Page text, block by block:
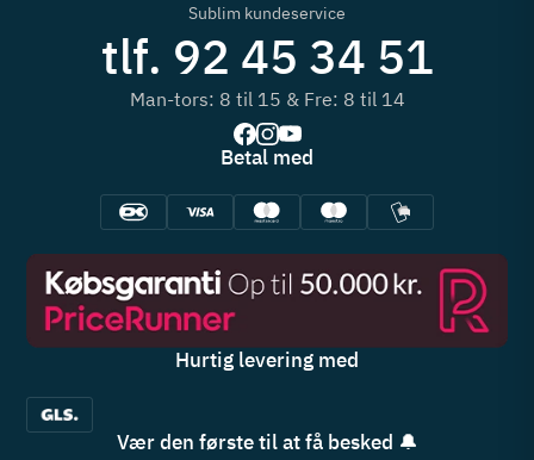
Sublim kundeservice
tlf. 92 45 34 51
Man-tors: 8 til 15 & Fre: 8 til 14
Betal med
Hurtig levering med
Vær den første til at få besked 🔔